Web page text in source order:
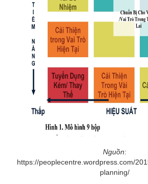
Nguồn:
https://peoplecentre.wordpress.com/
planning/